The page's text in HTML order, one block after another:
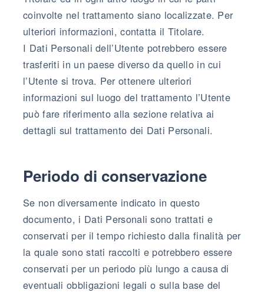
coinvolte nel trattamento siano localizzate. Per
ulteriori informazioni, contatta il Titolare.
I Dati Personali dell’Utente potrebbero essere
trasferiti in un paese diverso da quello in cui
l’Utente si trova. Per ottenere ulteriori
informazioni sul luogo del trattamento l’Utente
può fare riferimento alla sezione relativa ai
dettagli sul trattamento dei Dati Personali.
Periodo di conservazione
Se non diversamente indicato in questo
documento, i Dati Personali sono trattati e
conservati per il tempo richiesto dalla finalità per
la quale sono stati raccolti e potrebbero essere
conservati per un periodo più lungo a causa di
eventuali obbligazioni legali o sulla base del